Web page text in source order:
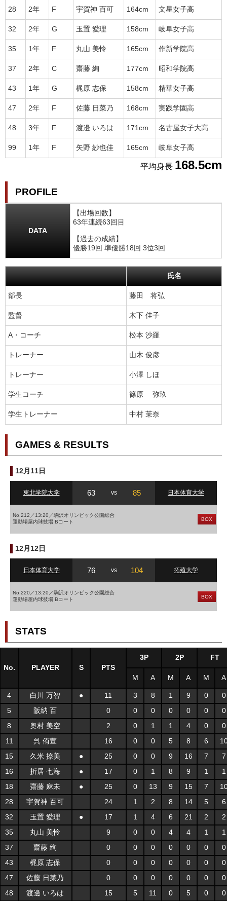
28 2年 F 宇賀神 百可 164cm 文星女子高
32 2年 G 玉置 愛理 158cm 岐阜女子高
35 1年 F 丸山 美怜 165cm 作新学院高
37 2年 C 齋藤 絢 177cm 昭和学院高
43 1年 G 梶原 志保 158cm 精華女子高
47 2年 F 佐藤 日菜乃 168cm 実践学園高
48 3年 F 渡邊 いろは 171cm 名古屋女子大高
99 1年 F 矢野 紗也佳 165cm 岐阜女子高
平均身長 168.5cm
PROFILE
DATA
【出場回数】
63年連続63回目
【過去の成績】
優勝19回 準優勝18回 3位3回
氏名
部長 藤田 将弘
監督 木下 佳子
A・コーチ 松本 沙羅
トレーナー 山木 俊彦
トレーナー 小澤 しほ
学生コーチ 篠原 弥玖
学生トレーナー 中村 茉奈
GAMES & RESULTS
12月11日
東北学院大学 63 vs 85 日本体育大学
No.212／13:20／駒沢オリンピック公園総合
運動場屋内球技場 Bコート
BOX
12月12日
日本体育大学 76 vs 104 拓殖大学
No.220／13:20／駒沢オリンピック公園総合
運動場屋内球技場 Bコート
BOX
STATS
No. PLAYER S PTS
3P 2P FT
M A M A M A
4 白川 万智 ● 11 3 8 1 9 0
0
5
阪納 百 0 0 0 0 0 0
0
8
奥村 美空 2 0 1 1 4 0
0
11
呉 侑萱 16 0 0 5 8 6
15
久米 捺美 ● 25 0 0 9 16 7
7
16
折居 七海 ● 17 0 1 8 9 1
1
18
齋藤 麻未 ● 25 0 13 9 15 7
28
宇賀神 百可 24 1 2 8 14 5
6
32
玉置 愛理 ● 17 1 4 6 21 2
2
35
丸山 美怜 9 0 0 4 4 1
1
37
齋藤 絢 0 0 0 0 0 0
0
43
梶原 志保 0 0 0 0 0 0
0
47
佐藤 日菜乃 0 0 0 0 0 0
0
48
渡邊 いろは 15 5 11 0 5 0 0